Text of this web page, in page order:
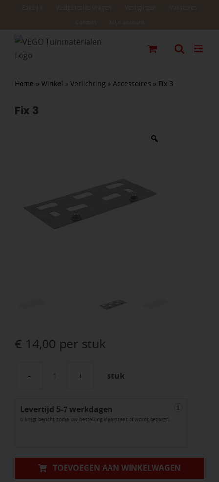
Home » Winkel » Verlichting » Accessoires » Fix 3
Fix 3
€ 14,00 per stuk
Fix
aantal
stuk
Levertijd 5-7 werkdagen
U krijgt bericht zodra uw bestelling klaarstaat of wordt bezorgd.
i
TOEVOEGEN AAN WINKELWAGEN